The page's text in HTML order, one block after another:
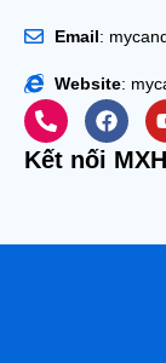
Email:
Website:
Kết nối MXH